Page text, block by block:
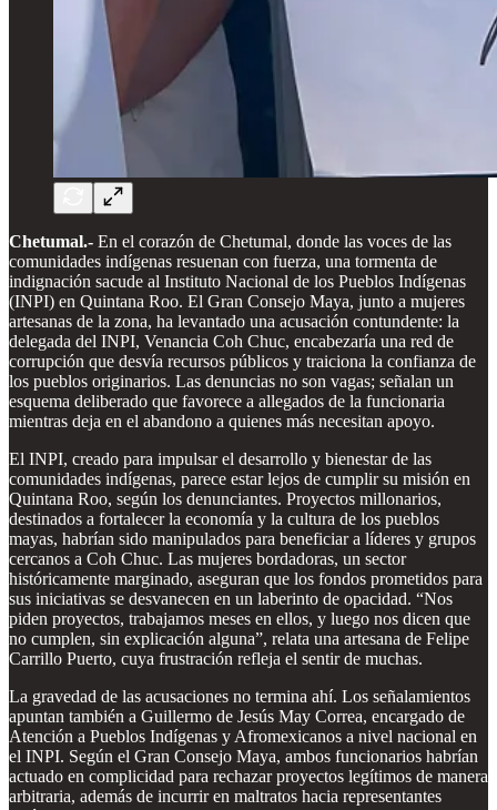
Chetumal.- En el corazón de Chetumal, donde las voces de las
comunidades indígenas resuenan con fuerza, una tormenta de
indignación sacude al Instituto Nacional de los Pueblos Indígenas
(INPI) en Quintana Roo. El Gran Consejo Maya, junto a mujeres
artesanas de la zona, ha levantado una acusación contundente: la
delegada del INPI, Venancia Coh Chuc, encabezaría una red de
corrupción que desvía recursos públicos y traiciona la confianza de
los pueblos originarios. Las denuncias no son vagas; señalan un
esquema deliberado que favorece a allegados de la funcionaria
mientras deja en el abandono a quienes más necesitan apoyo.
El INPI, creado para impulsar el desarrollo y bienestar de las
comunidades indígenas, parece estar lejos de cumplir su misión en
Quintana Roo, según los denunciantes. Proyectos millonarios,
destinados a fortalecer la economía y la cultura de los pueblos
mayas, habrían sido manipulados para beneficiar a líderes y grupos
cercanos a Coh Chuc. Las mujeres bordadoras, un sector
históricamente marginado, aseguran que los fondos prometidos para
sus iniciativas se desvanecen en un laberinto de opacidad. “Nos
piden proyectos, trabajamos meses en ellos, y luego nos dicen que
no cumplen, sin explicación alguna”, relata una artesana de Felipe
Carrillo Puerto, cuya frustración refleja el sentir de muchas.
La gravedad de las acusaciones no termina ahí. Los señalamientos
apuntan también a Guillermo de Jesús May Correa, encargado de
Atención a Pueblos Indígenas y Afromexicanos a nivel nacional en
el INPI. Según el Gran Consejo Maya, ambos funcionarios habrían
actuado en complicidad para rechazar proyectos legítimos de manera
arbitraria, además de incurrir en maltratos hacia representantes